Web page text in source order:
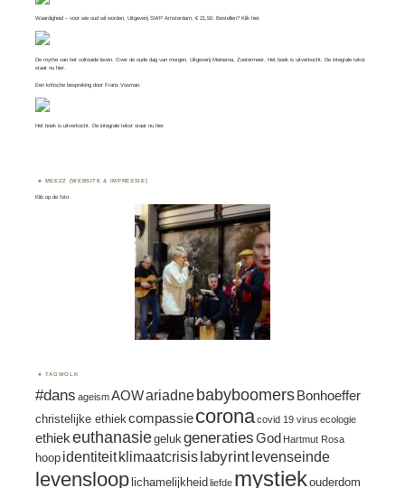
Waardigheid – voor wie oud wil worden, Uitgeverij SWP Amsterdam, € 21,50. Bestellen? Klikhier
De mythe van het voltooide leven. Over de oude dag van morgen, Uitgeverij Meinema, Zoetermeer. Het boek is uitverkocht. De integrale tekst
staat nuhier
Een kritische bespreking doorFrans Vosman
Het boek is uitverkocht. De integrale tekst staat nuhier.
MEEZZ (WEBSITE & IMPRESSIE)
Klik op de foto
TAGWOLK
#dans ageismAOWariadne babyboomers Bonhoeffer
christelijke ethiekcompassiecoronacovid 19 virus ecologie
ethiekeuthanasiegelukgeneratiesGod Hartmut Rosa
hoop identiteit klimaatcrisislabyrint levenseinde
levensloop lichamelijkheid liefde mystiekouderdom